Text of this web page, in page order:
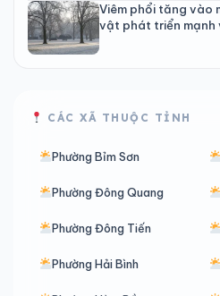
Viêm phổi tăng vào
vật phát triển mạnh
CÁC XÃ THUỘC TỈNH
Phường Bỉm Sơn
Phường Đông Quang
Phường Đông Tiến
Phường Hải Bình